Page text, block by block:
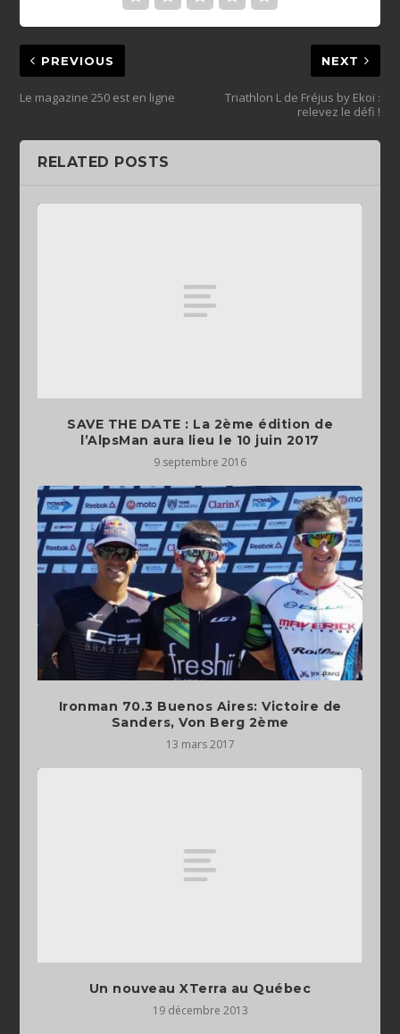
PREVIOUS
Le magazine 250 est en ligne
NEXT
Triathlon L de Fréjus by Ekoï :
relevez le défi !
RELATED POSTS
SAVE THE DATE : La 2ème édition de
9 septembre 2016
Ironman 70.3 Buenos Aires: Victoire de
Sanders, Von Berg 2ème
13 mars 2017
Un nouveau XTerra au Québec
19 décembre 2013